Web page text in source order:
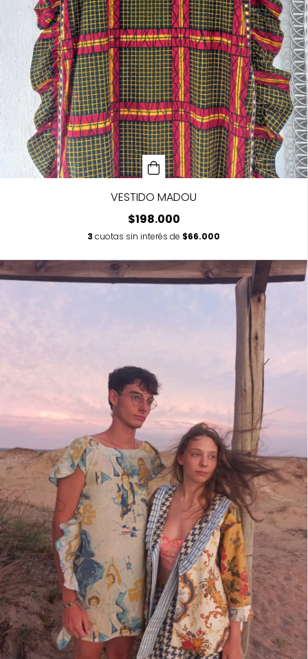
VESTIDO MADOU
$198.000
3 cuotas sin interés de $66.000